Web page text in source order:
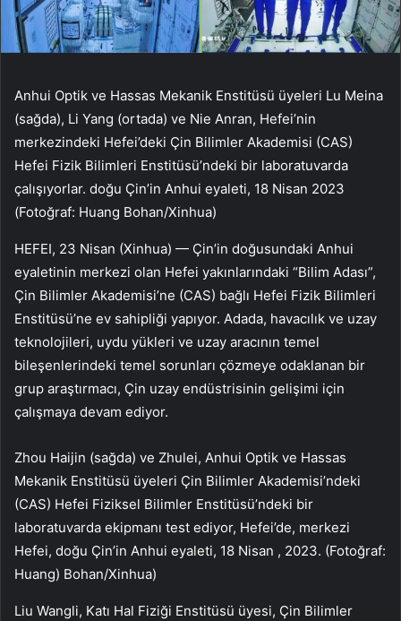
Anhui Optik ve Hassas Mekanik Enstitüsü üyeleri Lu Meina
(sağda), Li Yang (ortada) ve Nie Anran, Hefei’nin
merkezindeki Hefei’deki Çin Bilimler Akademisi (CAS)
Hefei Fizik Bilimleri Enstitüsü’ndeki bir laboratuvarda
çalışıyorlar. doğu Çin’in Anhui eyaleti, 18 Nisan 2023
(Fotoğraf: Huang Bohan/Xinhua)
HEFEI, 23 Nisan (Xinhua) — Çin’in doğusundaki Anhui
eyaletinin merkezi olan Hefei yakınlarındaki “Bilim Adası”,
Çin Bilimler Akademisi’ne (CAS) bağlı Hefei Fizik Bilimleri
Enstitüsü’ne ev sahipliği yapıyor. Adada, havacılık ve uzay
teknolojileri, uydu yükleri ve uzay aracının temel
bileşenlerindeki temel sorunları çözmeye odaklanan bir
grup araştırmacı, Çin uzay endüstrisinin gelişimi için
çalışmaya devam ediyor.
Zhou Haijin (sağda) ve Zhulei, Anhui Optik ve Hassas
Mekanik Enstitüsü üyeleri Çin Bilimler Akademisi’ndeki
(CAS) Hefei Fiziksel Bilimler Enstitüsü’ndeki bir
laboratuvarda ekipmanı test ediyor, Hefei’de, merkezi
Hefei, doğu Çin’in Anhui eyaleti, 18 Nisan , 2023. (Fotoğraf:
Huang) Bohan/Xinhua)
Liu Wangli, Katı Hal Fiziği Enstitüsü üyesi, Çin Bilimler